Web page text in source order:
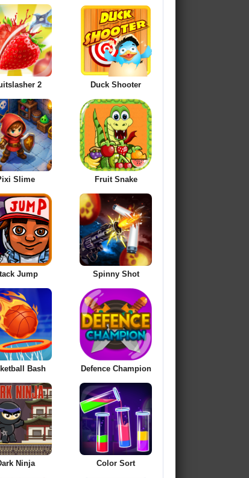
2 Duck Shooter
Slime Fruit Snake
Jump Spinny Shot
Bash Defence Champion
Ninja Color Sort